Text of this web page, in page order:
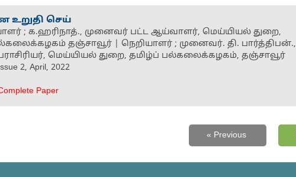
உறுதி செய்
; க.ஹரிநாத்., முனைவர் பட்ட ஆய்வாளர், மெய்யியல் துறை,
தஞ்சாவூர் | நெறியாளர் ; முனைவர். தி. பார்த்திபன்.,
மெய்யியல் துறை, தமிழ்ப் பல்கலைக்கழகம், தஞ்சாவூர்
2, April, 2022
Paper
« Previous